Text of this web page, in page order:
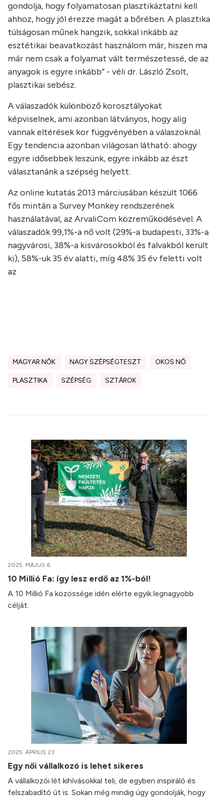
gondolja, hogy folyamatosan plasztikáztatni kell
ahhoz, hogy jól érezze magát a bőrében. A plasztika
túlságosan műnek hangzik, sokkal inkább az
esztétikai beavatkozást használom már, hiszen ma
már nem csak a folyamat vált természetessé, de az
anyagok is egyre inkább” - véli dr. László Zsolt,
plasztikai sebész.
A válaszadók különböző korosztályokat
képviselnek, ami azonban látványos, hogy alig
vannak eltérések kor függvényében a válaszoknál.
Egy tendencia azonban világosan látható: ahogy
egyre idősebbek leszünk, egyre inkább az észt
választanánk a szépség helyett.
Az online kutatás 2013 márciusában készült 1066
fős mintán a Survey Monkey rendszerének
használatával, az ArvaliCom közreműködésével. A
válaszadók 99,1%-a nő volt (29%-a budapesti, 33%-a
nagyvárosi, 38%-a kisvárosokból és falvakból került
ki), 58%-uk 35 év alatti, míg 48% 35 év feletti volt
az
MAGYAR NŐK NAGY SZÉPSÉGTESZT OKOS NŐ
PLASZTIKA SZÉPSÉG SZTÁROK
2025. MÁJUS 6.
10 Millió Fa: így lesz erdő az 1%-ból!
A 10 Millió Fa közössége idén elérte egyik legnagyobb
célját.
2025. ÁPRILIS 23.
Egy női vállalkozó is lehet sikeres
A vállalkozói lét kihívásokkal teli, de egyben inspiráló és
felszabadító út is. Sokan még mindig úgy gondolják, hogy